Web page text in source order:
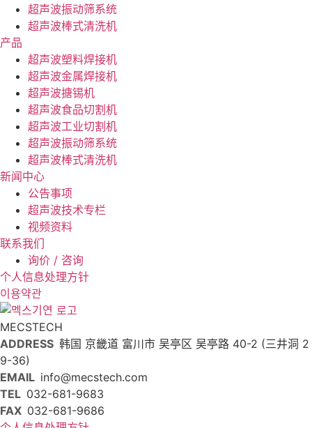
超声波振动筛系统
超声波棒式清洗机
产品
超声波塑料焊接机
超声波金属焊接机
超声波搪锡机
超声波食品切割机
超声波工业切割机
超声波振动筛系统
超声波棒式清洗机
新闻中心
公告事项
超声波技术专栏
视频资料
联系我们
询价 / 咨询
个人信息处理方针
이용약관
MECSTECH
ADDRESS 韩国 京畿道 富川市 吴亭区 吴亭路 40-2 (三井洞 2
9-36)
EMAIL info@mecstech.com
TEL 032-681-9683
FAX 032-681-9686